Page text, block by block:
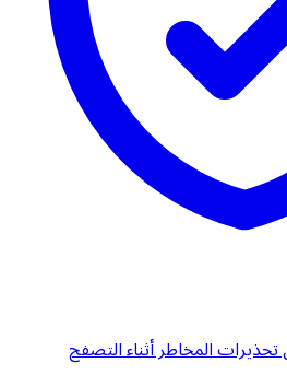
المخاطر أثناء التصفح